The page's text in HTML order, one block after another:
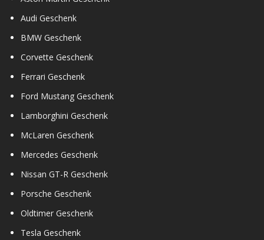
Audi Geschenk
BMW Geschenk
Corvette Geschenk
Ferrari Geschenk
Ford Mustang Geschenk
Lamborghini Geschenk
McLaren Geschenk
Mercedes Geschenk
Nissan GT-R Geschenk
Porsche Geschenk
Oldtimer Geschenk
Tesla Geschenk